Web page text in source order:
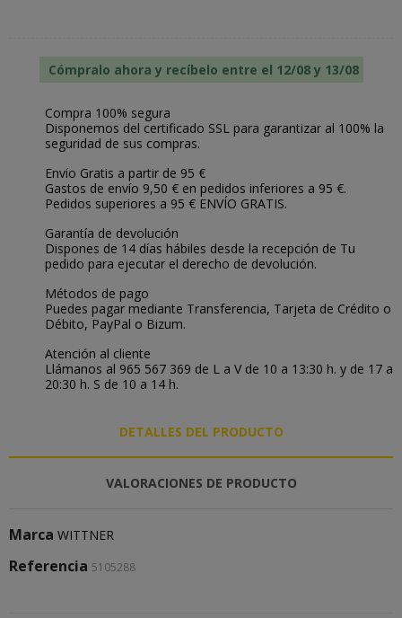
Cómpralo ahora y recíbelo entre el 12/08 y 13/08
Compra 100% segura
Disponemos del certificado SSL para garantizar al 100% la
seguridad de sus compras.
Envío Gratis a partir de 95 €
Gastos de envío 9,50 € en pedidos inferiores a 95 €.
Pedidos superiores a 95 € ENVÍO GRATIS.
Garantía de devolución
Dispones de 14 días hábiles desde la recepción de Tu
pedido para ejecutar el derecho de devolución.
Métodos de pago
Puedes pagar mediante Transferencia, Tarjeta de Crédito o
Débito, PayPal o Bizum.
Atención al cliente
Llámanos al 965 567 369 de L a V de 10 a 13:30 h. y de 17 a
20:30 h. S de 10 a 14 h.
DETALLES DEL PRODUCTO
VALORACIONES DE PRODUCTO
Marca WITTNER
Referencia 5105288